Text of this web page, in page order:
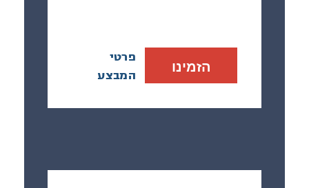
הזמינו
פרטי
המבצע